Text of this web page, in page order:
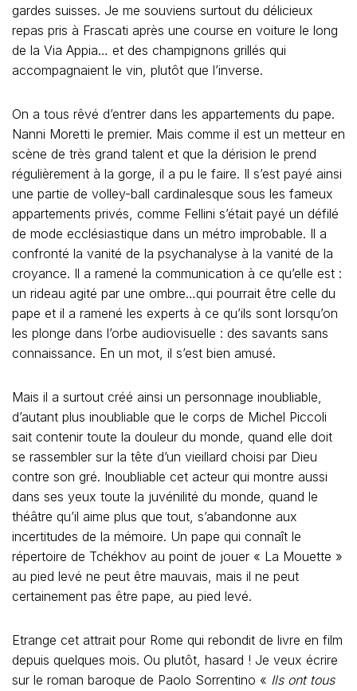
gardes suisses. Je me souviens surtout du délicieux
repas pris à Frascati après une course en voiture le long
de la Via Appia… et des champignons grillés qui
accompagnaient le vin, plutôt que l’inverse.
On a tous rêvé d’entrer dans les appartements du pape.
Nanni Moretti le premier. Mais comme il est un metteur en
scène de très grand talent et que la dérision le prend
régulièrement à la gorge, il a pu le faire. Il s’est payé ainsi
une partie de volley-ball cardinalesque sous les fameux
appartements privés, comme Fellini s’était payé un défilé
de mode ecclésiastique dans un métro improbable. Il a
confronté la vanité de la psychanalyse à la vanité de la
croyance. Il a ramené la communication à ce qu’elle est :
un rideau agité par une ombre…qui pourrait être celle du
pape et il a ramené les experts à ce qu’ils sont lorsqu’on
les plonge dans l’orbe audiovisuelle : des savants sans
connaissance. En un mot, il s’est bien amusé.
Mais il a surtout créé ainsi un personnage inoubliable,
d’autant plus inoubliable que le corps de Michel Piccoli
sait contenir toute la douleur du monde, quand elle doit
se rassembler sur la tête d’un vieillard choisi par Dieu
contre son gré. Inoubliable cet acteur qui montre aussi
dans ses yeux toute la juvénilité du monde, quand le
théâtre qu’il aime plus que tout, s’abandonne aux
incertitudes de la mémoire. Un pape qui connaît le
répertoire de Tchékhov au point de jouer « La Mouette »
au pied levé ne peut être mauvais, mais il ne peut
certainement pas être pape, au pied levé.
Etrange cet attrait pour Rome qui rebondit de livre en film
depuis quelques mois. Ou plutôt, hasard ! Je veux écrire
sur le roman baroque de Paolo Sorrentino « Ils ont tous